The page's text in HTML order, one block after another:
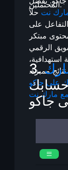
المحتملين.
نت حلاً
على
مبتكر
الرقمي
استهدافية،
ممبزة.
على جاكو
مارك نت
حسابك
جاكو